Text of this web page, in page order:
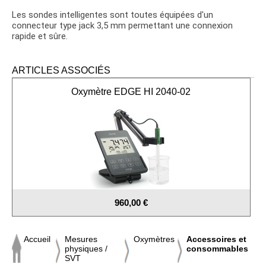
Les sondes intelligentes sont toutes équipées d'un
connecteur type jack 3,5 mm permettant une connexion
rapide et sûre.
ARTICLES ASSOCIÉS
Oxymètre EDGE HI 2040-02
960,00 €
Accueil
Mesures
physiques /
SVT
Oxymètres
Accessoires et
consommables